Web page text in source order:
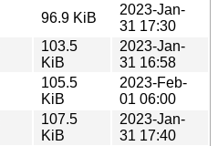
96.9 KiB
2023-Jan-
31 17:30
103.5
KiB
2023-Jan-
31 16:58
105.5
KiB
2023-Feb-
01 06:00
107.5
KiB
2023-Jan-
31 17:40